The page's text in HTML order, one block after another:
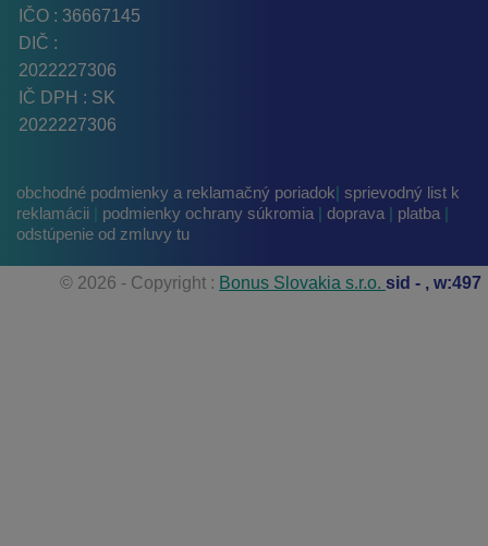
IČO : 36667145
DIČ :
2022227306
IČ DPH : SK
2022227306
obchodné podmienky a reklamačný poriadok| sprievodný list k
reklamácii
podmienky ochrany súkromia | doprava | platba |
odstúpenie od zmluvy tu
© 2026 - Copyright : Bonus Slovakia s.r.o. sid - , w:497